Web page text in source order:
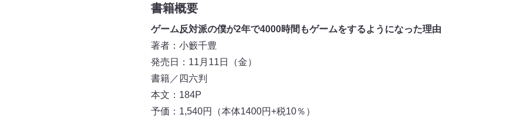
書籍概要
ゲーム反対派の僕が2年で4000時間もゲームをするようになった理由
著者：小籔千豊
発売日：11月11日（金）
書籍／四六判
本文：184P
予価：1,540円（本体1400円+税10％）